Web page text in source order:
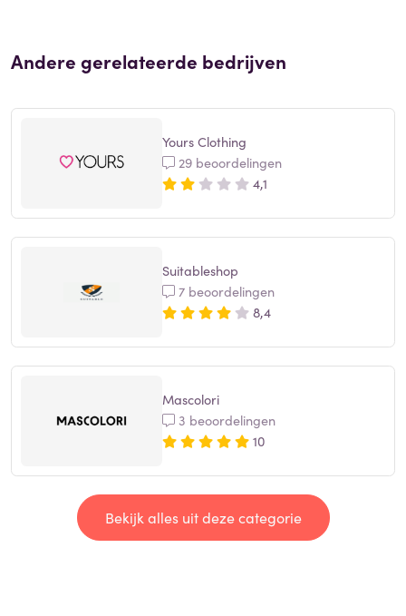
Andere gerelateerde bedrijven
Yours Clothing
29 beoordelingen
4,1
Suitableshop
7 beoordelingen
8,4
Mascolori
3 beoordelingen
10
Bekijk alles uit deze categorie